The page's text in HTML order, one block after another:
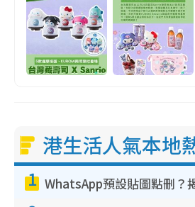
港生活人氣本地
1